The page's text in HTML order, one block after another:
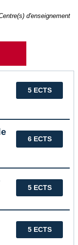
d'enseignement
5 ECTS
6 ECTS
5 ECTS
5 ECTS